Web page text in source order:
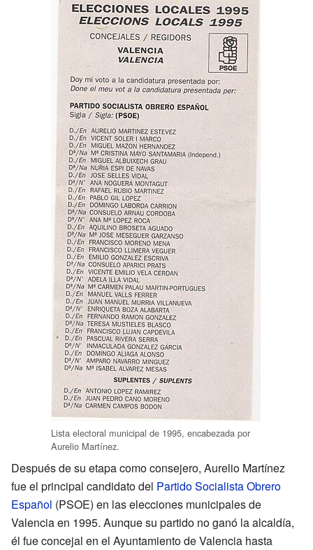
Lista electoral municipal de 1995, encabezada por
Aurelio Martínez.
Después de su etapa como consejero, Aurelio Martínez
fue el principal candidato del Partido Socialista Obrero
Español (PSOE) en las elecciones municipales de
Valencia en 1995. Aunque su partido no ganó la alcaldía,
él fue concejal en el Ayuntamiento de Valencia hasta